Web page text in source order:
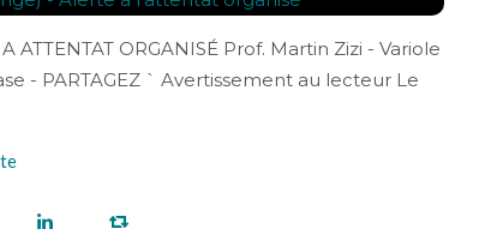
ATTENTAT ORGANISÉ Prof. Martin Zizi - Variole
- PARTAGEZ ` Avertissement au lecteur Le